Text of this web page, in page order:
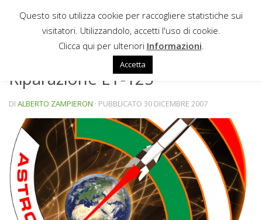
Sotto il contenuto
Riparazione ET-125
DI ALBERTO ZAMPIERON · PUBBLICATO 30 DICEMBRE 2007
Questo sito utilizza cookie per raccogliere statistiche sui
visitatori. Utilizzandolo, accetti l'uso di cookie.
Clicca qui per ulteriori Informazioni
Accetta